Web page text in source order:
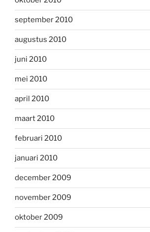
september 2010
augustus 2010
juni 2010
mei 2010
april 2010
maart 2010
februari 2010
januari 2010
december 2009
november 2009
oktober 2009